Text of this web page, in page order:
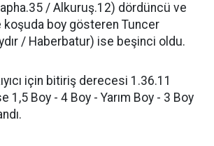
/ Alkuruş.12) dördüncü ve
koşuda boy gösteren Tuncer
/ Haberbatur) ise beşinci oldu.
için bitiriş derecesi 1.36.11
1,5 Boy - 4 Boy - Yarım Boy - 3 Boy